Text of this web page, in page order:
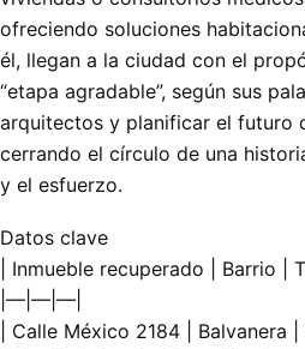
ofreciendo soluciones
él, llegan a la ciudad con el
“etapa agradable”, según sus
arquitectos y planificar el futuro
cerrando el círculo de una
y el esfuerzo.
Datos clave
| Inmueble recuperado | Barrio |
|—|—|—|
| Calle México 2184 | Balvanera |